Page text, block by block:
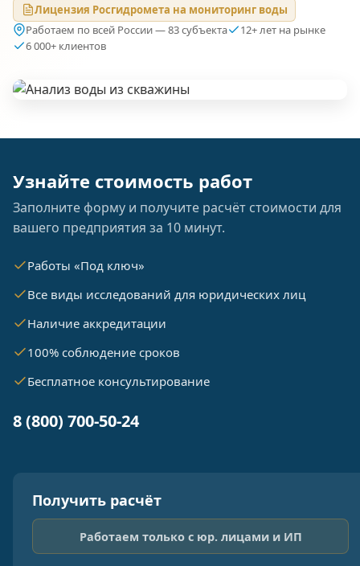
Лицензия Росгидромета на мониторинг воды
Работаем по всей России — 83 субъекта
12+ лет на рынке
6 000+ клиентов
Узнайте стоимость работ
Заполните форму и получите расчёт стоимости для
вашего предприятия за 10 минут.
Работы «Под ключ»
Все виды исследований для юридических лиц
Наличие аккредитации
100% соблюдение сроков
Бесплатное консультирование
8 (800) 700-50-24
Получить расчёт
Работаем только с юр. лицами и ИП